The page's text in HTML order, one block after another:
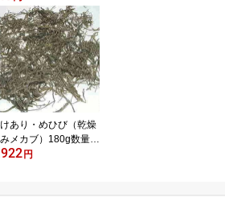
あり】【味噌汁の具
【無添加食品】【ダ
ット】【低カロリ
【自然食品】【ミネ
】【海藻サラダ】 海
あり・めひび（乾燥
メカブ）180g数量限
売 わけあり 訳あり
円